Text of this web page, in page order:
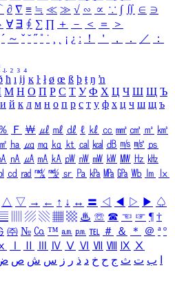
∂ ∇ ≡ ≒ ≪ ≫ √ ∽ ∝ ∵ ∫ ∬ ∈ ∋
∀ ∃ ∮ ∑ ∏ ＋ － ＜ ＝
＞
´ ～ ˇ ˘ ˝ ˚ ˙ ¸ ¡ ¿ ː ！ ＇ ， ． ／
：
₁ ₂ ₃ ₄
ħ ı ĳ ĸ ŀ ł ø œ ß þ ŧ ŋ ŉ
М Н О П Р С Т У Ф Х Ц Ч Ш Щ Ъ
и й к л м н о п р с т у ф х ц ч ш щ ъ
％ Ｆ ￦ ㎕ ㎖ ㎗ ℓ ㎘ ㏄ ㎣ ㎤ ㎥ ㎦
㏊ ㎍ ㎎ ㎏ ㏏ ㎈ ㎉ ㏈ ㎧ ㎨ ㎰
㎁ ㎂ ㎃ ㎄ ㎺ ㎻ ㎽ ㎾ ㎿ ㎐ ㎑
㏅ ㎭ ㎮ ㎯ ㏛ ㎩ ㎪ ㎫ ㎬ ㏝ ㏐
㏓
△ ▽ → ← ↑ ↓ ↔ 〓 ◁ ◀ ▷ ▶ ♤
▨ ▧ ▦ ▩ ♨ ☏ ☎ ☜ ☞ ¶ †
㈜ № ㏇ ™ ㏂ ㏘ ℡ ＃ ＆ ＊ ＠ ª º
Ⅳ Ⅴ Ⅵ Ⅶ Ⅷ Ⅸ Ⅹ
ب ت ث ج ح خ د ذ ر ز س ش ص